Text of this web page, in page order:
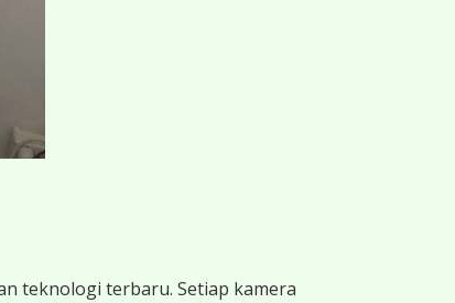
teknologi terbaru. Setiap kamera